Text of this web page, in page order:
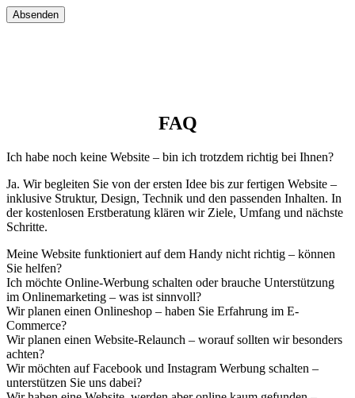
Absenden
FAQ
Ich habe noch keine Website – bin ich trotzdem richtig bei Ihnen?
Ja. Wir begleiten Sie von der ersten Idee bis zur fertigen Website –
inklusive Struktur, Design, Technik und den passenden Inhalten. In
der kostenlosen Erstberatung klären wir Ziele, Umfang und nächste
Schritte.
Meine Website funktioniert auf dem Handy nicht richtig – können
Sie helfen?
Ich möchte Online-Werbung schalten oder brauche Unterstützung
im Onlinemarketing – was ist sinnvoll?
Wir planen einen Onlineshop – haben Sie Erfahrung im E-
Commerce?
Wir planen einen Website-Relaunch – worauf sollten wir besonders
achten?
Wir möchten auf Facebook und Instagram Werbung schalten –
unterstützen Sie uns dabei?